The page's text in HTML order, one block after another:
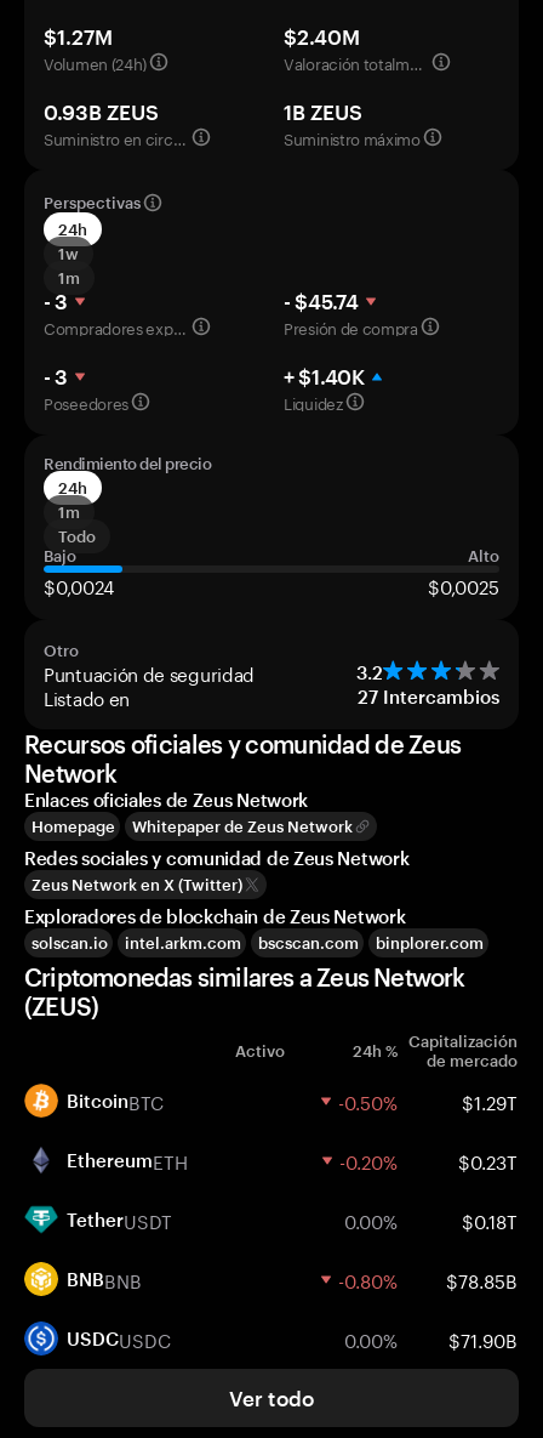
$1.27M
Volumen (24h)
$2.40M
Valoración totalmente diluida
0.93B ZEUS
Suministro en circulación
1B ZEUS
Suministro máximo
Perspectivas
24h
1w
1m
- 3
Compradores experimentados
- $45.74
Presión de compra
- 3
Poseedores
+ $1.40K
Liquidez
Rendimiento del precio
24h
1m
Todo
Bajo
Alto
$0,0024 $0,0025
Otro
Puntuación de seguridad 3.2
Listado en 27 Intercambios
Recursos oficiales y comunidad de Zeus
Network
Enlaces oficiales de Zeus Network
Homepage Whitepaper de Zeus Network
Redes sociales y comunidad de Zeus Network
Zeus Network en X (Twitter)
Exploradores de blockchain de Zeus Network
solscan.io intel.arkm.com bscscan.com binplorer.com
Criptomonedas similares a Zeus Network
(ZEUS)
Activo 24h % Capitalización
de mercado
BitcoinBTC -0.50% $1.29T
EthereumETH -0.20% $0.23T
TetherUSDT 0.00% $0.18T
BNBBNB -0.80% $78.85B
USDCUSDC 0.00% $71.90B
Ver todo